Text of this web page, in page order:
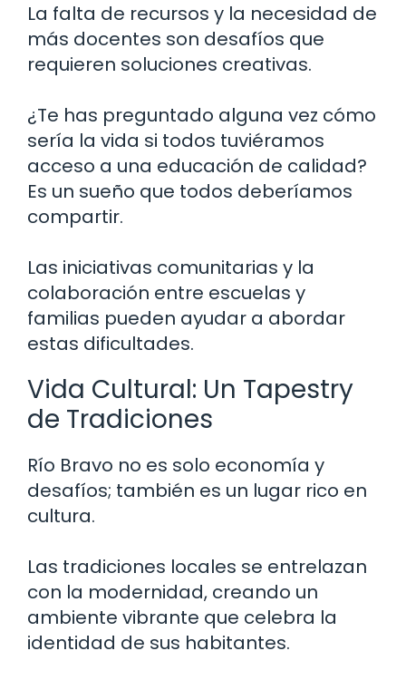
La falta de recursos y la necesidad de
más docentes son desafíos que
requieren soluciones creativas.
¿Te has preguntado alguna vez cómo
sería la vida si todos tuviéramos
acceso a una educación de calidad?
Es un sueño que todos deberíamos
compartir.
Las iniciativas comunitarias y la
colaboración entre escuelas y
familias pueden ayudar a abordar
estas dificultades.
Vida Cultural: Un Tapestry
de Tradiciones
Río Bravo no es solo economía y
desafíos; también es un lugar rico en
cultura.
Las tradiciones locales se entrelazan
con la modernidad, creando un
ambiente vibrante que celebra la
identidad de sus habitantes.